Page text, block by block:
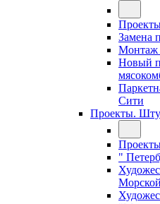
Замена
Монтаж
Новый
Сити
Проекты.
"
Морской